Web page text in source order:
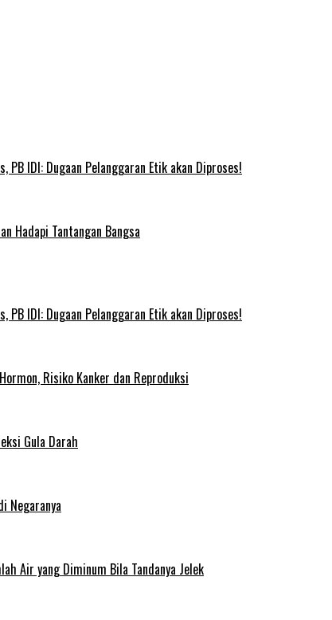
PB IDI: Dugaan Pelanggaran Etik akan Diproses!
Hadapi Tantangan Bangsa
PB IDI: Dugaan Pelanggaran Etik akan Diproses!
Risiko Kanker dan Reproduksi
Gula Darah
Negaranya
Air yang Diminum Bila Tandanya Jelek